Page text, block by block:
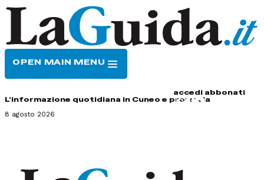
OPEN MAIN MENU
accedi abbonati
L'informazione quotidiana in Cuneo e provincia
8 agosto 2026